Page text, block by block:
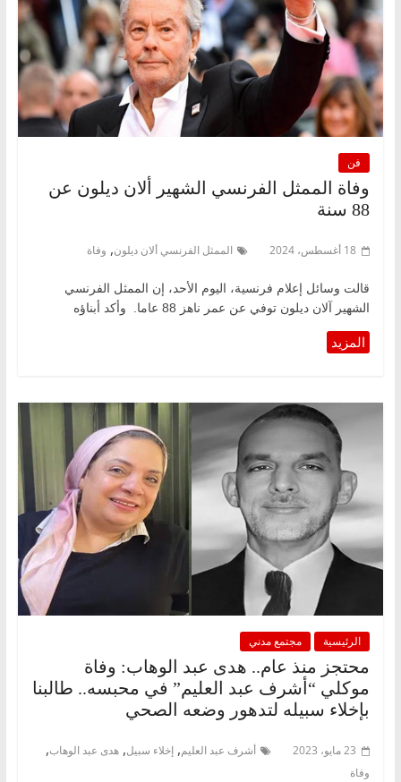
فن
وفاة الممثل الفرنسي الشهير ألان ديلون عن
88 سنة
18 أغسطس، 2024 الممثل الفرنسي ألان ديلون, وفاة
قالت وسائل إعلام فرنسية، اليوم الأحد، إن الممثل الفرنسي
الشهير آلان ديلون توفي عن عمر ناهز 88 عاما. وأكد أبناؤه
الرئيسية مجتمع مدني
محتجز منذ عام.. هدى عبد الوهاب: وفاة
موكلي “أشرف عبد العليم” في محبسه.. طالبنا
بإخلاء سبيله لتدهور وضعه الصحي
23 مايو، 2023 أشرف عبد العليم, إخلاء سبيل, هدى عبد الوهاب,
وفاة